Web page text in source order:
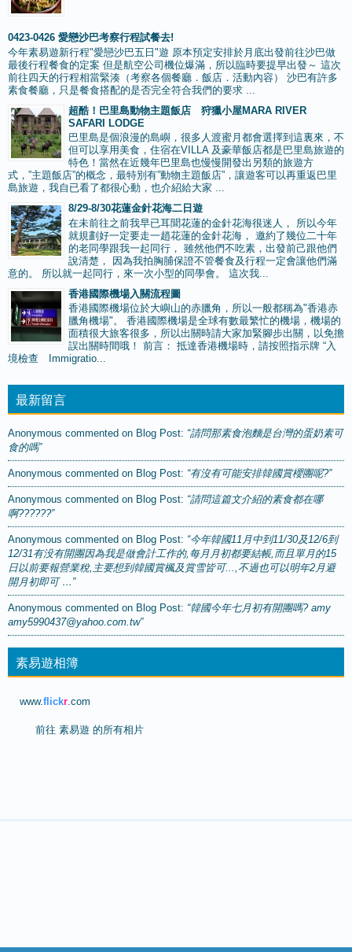
0423-0426 愛戀沙巴考察行程試餐去!
今年素易遊新行程"愛戀沙巴五日"遊 原本預定安排於月底出發前往沙巴做
最後行程餐食的定案 但是航空公司機位爆滿，所以臨時要提早出發～ 這次
前往四天的行程相當緊湊（考察各個餐廳．飯店．活動內容） 沙巴有許多
素食餐廳，只是餐食搭配的是否完全符合我們的要求 ...
超酷！巴里島動物主題飯店 狩獵小屋MARA RIVER
SAFARI LODGE
巴里島是個浪漫的島嶼，很多人渡蜜月都會選擇到這裏來，不
但可以享用美食，住宿在VILLA 及豪華飯店都是巴里島旅遊的
特色！當然在近幾年巴里島也慢慢開發出另類的旅遊方
式，”主題飯店”的概念，最特別有”動物主題飯店”，讓遊客可以再重返巴里
島旅遊，我自已看了都很心動，也介紹給大家 ...
8/29-8/30花蓮金針花海二日遊
在未前往之前我早已耳聞花蓮的金針花海很迷人， 所以今年
就規劃好一定要走一趙花蓮的金針花海， 邀約了幾位二十年
的老同學跟我一起同行， 雖然他們不吃素，出發前己跟他們
說清楚， 因為我拍胸脯保證不管餐食及行程一定會讓他們滿
意的。 所以就一起同行，來一次小型的同學會。 這次我...
香港國際機場入關流程圖
香港國際機場位於大嶼山的赤臘角，所以一般都稱為"香港赤
臘角機場"。 香港國際機場是全球有數最繁忙的機場，機場的
面積很大旅客很多，所以出關時請大家加緊腳步出關，以免擔
誤出關時間哦！ 前言： 抵達香港機場時，請按照指示牌 “入
境檢查 Immigratio...
最新留言
Anonymous commented on Blog Post: “請問那素食泡麵是台灣的蛋奶素可
食的嗎”
Anonymous commented on Blog Post: “有沒有可能安排韓國賞櫻團呢?”
Anonymous commented on Blog Post: “請問這篇文介紹的素食都在哪
啊??????”
Anonymous commented on Blog Post: “今年韓國11月中到11/30及12/6到
12/31有没有開團因為我是做會計工作的,每月月初都要結帳,而且單月的15
日以前要報營業稅,主要想到韓國賞楓及賞雪皆可...,不過也可以明年2月避
開月初即可 …”
Anonymous commented on Blog Post: “韓國今年七月初有開團嗎? amy
amy5990437@yahoo.com.tw”
素易遊相簿
www.flickr.com
前往 素易遊 的所有相片